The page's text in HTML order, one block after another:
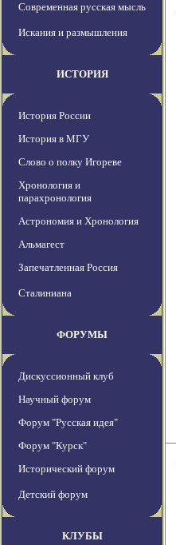
Современная русская мысль
Искания и размышления
ИСТОРИЯ
История России
История в МГУ
Слово о полку Игореве
Хронология и
парахронология
Астрономия и Хронология
Альмагест
Запечатленная Россия
Сталиниана
ФОРУМЫ
Дискуссионный клуб
Научный форум
Форум "Русская идея"
Форум "Курск"
Исторический форум
Детский форум
КЛУБЫ